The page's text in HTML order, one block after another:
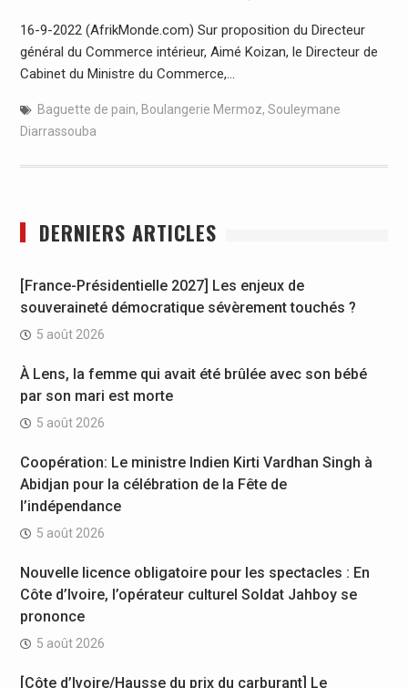
16-9-2022 (AfrikMonde.com) Sur proposition du Directeur
général du Commerce intérieur, Aimé Koizan, le Directeur de
Cabinet du Ministre du Commerce,…
Baguette de pain, Boulangerie Mermoz, Souleymane
Diarrassouba
DERNIERS ARTICLES
[France-Présidentielle 2027] Les enjeux de
souveraineté démocratique sévèrement touchés ?
5 août 2026
À Lens, la femme qui avait été brûlée avec son bébé
par son mari est morte
5 août 2026
Coopération: Le ministre Indien Kirti Vardhan Singh à
Abidjan pour la célébration de la Fête de
l’indépendance
5 août 2026
Nouvelle licence obligatoire pour les spectacles : En
Côte d’Ivoire, l’opérateur culturel Soldat Jahboy se
prononce
5 août 2026
[Côte d’Ivoire/Hausse du prix du carburant] Le